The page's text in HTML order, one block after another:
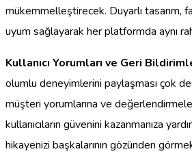
mükemmelleştirecek. Duyarlı tasarım,
uyum sağlayarak her platformda aynı
Kullanıcı Yorumları ve Geri
olumlu deneyimlerini paylaşması çok
müşteri yorumlarına ve
kullanıcıların güvenini kazanmanıza
hikayenizi başkalarının gözünden